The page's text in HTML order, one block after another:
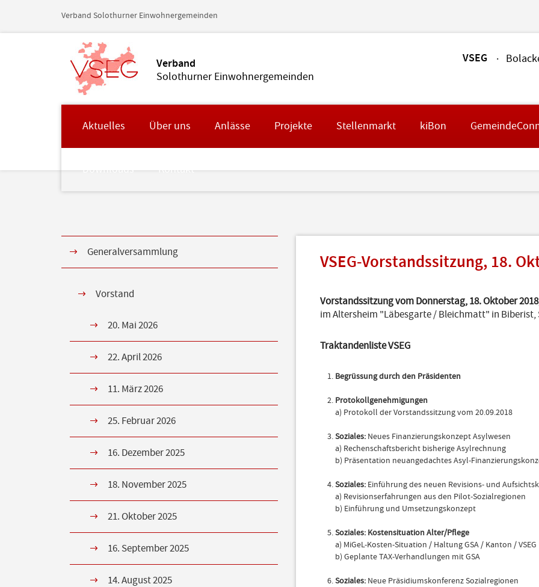
Verband Solothurner Einwohnergemeinden
Verband
Solothurner Einwohnergemeinden
VSEG
Aktuelles Über uns Anlässe Projekte Stellenmarkt kiBon
Downloads Kontakt
VSEG-Vorstandssitzung, 18.
Vorstandssitzung vom Donnerstag, 18. Oktober
im Altersheim "Läbesgarte / Bleichmatt" in Biberist,
TraktandenlisteVSEG
Begrüssung durch den Präsidenten
Protokollgenehmigungen
a) Protokoll der Vorstandssitzung vom 20.09.2018
Soziales: Neues Finanzierungskonzept Asylwesen
a) Rechenschaftsbericht bisherige Asylrechnung
b) Präsentation neuangedachtes Asyl-
Soziales: Einführung des neuen Revisions- und
a) Revisionserfahrungen aus den Pilot-Sozialregionen
b) Einführung und Umsetzungskonzept
Soziales: Kostensituation Alter/Pflege
a) MiGeL-Kosten-Situation / Haltung GSA / Kanton / VSEG
b) Geplante TAX-Verhandlungen mit GSA
Soziales: Neue Präsidiumskonferenz Sozialregionen
Generalversammlung
Vorstand
20. Mai 2026
22. April 2026
11. März 2026
25. Februar 2026
16. Dezember 2025
18. November 2025
21. Oktober 2025
16. September 2025
14. August 2025